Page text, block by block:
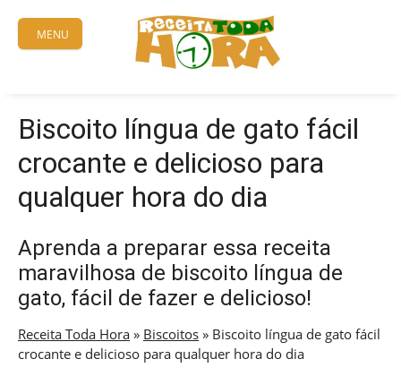
content
MENU
Biscoito língua de gato fácil
crocante e delicioso para
qualquer hora do dia
Aprenda a preparar essa receita
maravilhosa de biscoito língua de
gato, fácil de fazer e delicioso!
Receita Toda Hora » Biscoitos » Biscoito língua de gato fácil
crocante e delicioso para qualquer hora do dia